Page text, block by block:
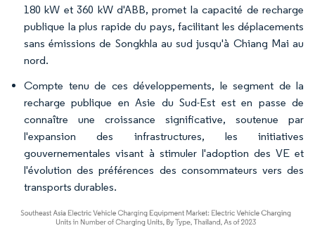
180 kW et 360 kW d'ABB, promet la capacité de recharge
publique la plus rapide du pays, facilitant les déplacements
sans émissions de Songkhla au sud jusqu'à Chiang Mai au
nord.
Compte tenu de ces développements, le segment de la
recharge publique en Asie du Sud-Est est en passe de
connaître une croissance significative, soutenue par
l'expansion des infrastructures, les initiatives
gouvernementales visant à stimuler l'adoption des VE et
l'évolution des préférences des consommateurs vers des
transports durables.